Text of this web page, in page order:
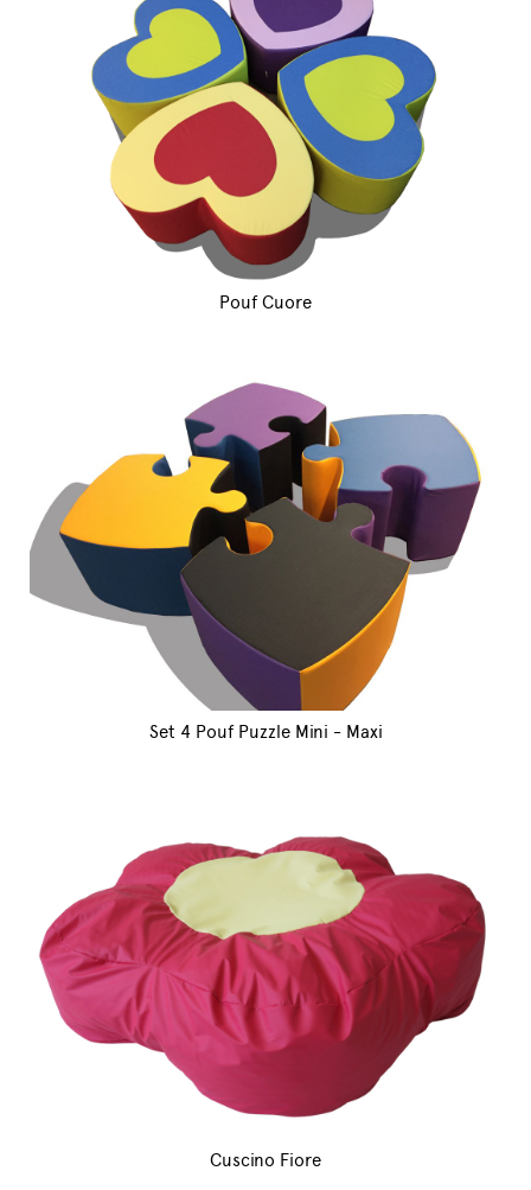
Pouf Cuore
Set 4 Pouf Puzzle Mini - Maxi
Cuscino Fiore